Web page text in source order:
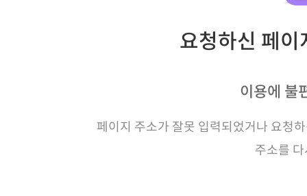
요청하신 페
이용에 불
페이지 주소가 잘못 입력되었거나 요청
주소를